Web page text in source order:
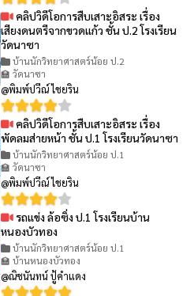
คลิปวิดีโอการสืบเสาะอิสระ เรื่อง
เสียงดนตรีจากขวดแก้ว ชั้น ป.2 โรงเรียน
วัดนาซา
บ้านนักวิทยาศาสตร์น้อย ป.2
🏫 วัดนาซา
@พิมพ์ปวีณ์ ไชยริน
คลิปวิดีโอการสืบเสาะอิสระ เรื่อง
พัดลมส่ายหน้า ชั้น ป.1 โรงเรียนวัดนาซา
บ้านนักวิทยาศาสตร์น้อย ป.1
🏫 วัดนาซา
@พิมพ์ปวีณ์ ไชยริน
รถแข่ง ล้อซิ่ง ป.1 โรงเรียนบ้าน
หนองบัวทอง
บ้านนักวิทยาศาสตร์น้อย ป.1
🏫 บ้านหนองบัวทอง
@ณิชนันทน์ ปู้คำแดง